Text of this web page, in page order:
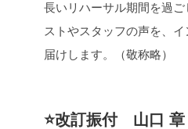
長いリハーサル期間を過
ストやスタッフの声を、
届けします。（敬称略）
⭐️改訂振付 山口 章